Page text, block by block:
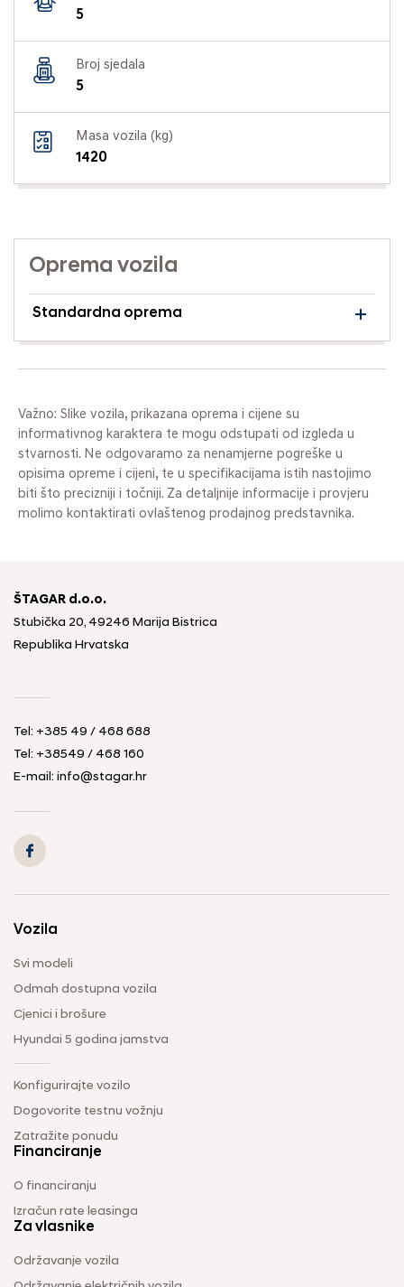
5
Broj sjedala
5
Masa vozila (kg)
1420
Oprema vozila
Standardna oprema
Važno: Slike vozila, prikazana oprema i cijene su
informativnog karaktera te mogu odstupati od izgleda u
stvarnosti. Ne odgovaramo za nenamjerne pogreške u
opisima opreme i cijeni, te u specifikacijama istih nastojimo
biti što precizniji i točniji. Za detaljnije informacije i provjeru
molimo kontaktirati ovlaštenog prodajnog predstavnika.
ŠTAGAR d.o.o.
Stubička 20, 49246 Marija Bistrica
Republika Hrvatska
Tel: +385 49 / 468 688
Tel: +38549 / 468 160
E-mail: info@stagar.hr
Vozila
Svi modeli
Odmah dostupna vozila
Cjenici i brošure
Hyundai 5 godina jamstva
Konfigurirajte vozilo
Dogovorite testnu vožnju
Zatražite ponudu
Financiranje
O financiranju
Izračun rate leasinga
Za vlasnike
Održavanje vozila